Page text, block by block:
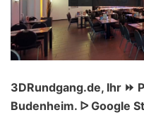
3DRundgang.de, Ihr ⏩
Budenheim. ᐅ Google